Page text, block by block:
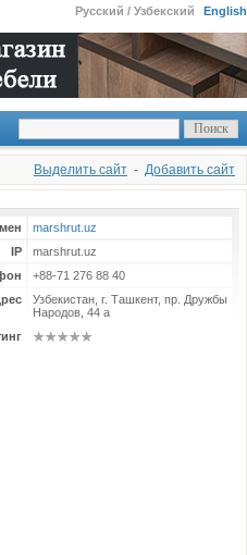
Русский / Узбекский English
Выделить сайт - Добавить сайт
marshrut.uz
IP
marshrut.uz
+88-71 276 88 40
Узбекистан, г. Ташкент, пр. Дружбы
Народов, 44 а